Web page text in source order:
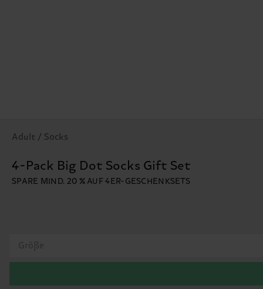
Adult / Socks
4-Pack Big Dot Socks Gift Set
SPARE MIND. 20 % AUF 4ER-GESCHENKSETS
Größe